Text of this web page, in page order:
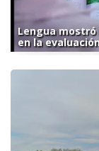
Lengua
en la